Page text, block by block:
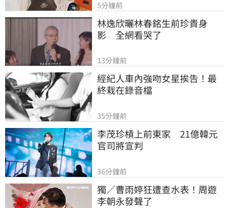
5分鐘前
林逸欣曬林春銘生前珍貴身
影　全網看哭了
13分鐘前
經紀人車內強吻女星挨告！最
終栽在錄音檔
35分鐘前
李茂珍槓上前東家　21億韓元
官司將宣判
36分鐘前
獨／曹雨婷狂遭查水表！周遊
李朝永發聲了